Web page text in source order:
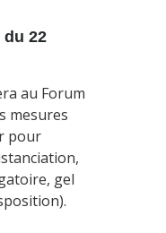
22
au Forum
mesures
pour
gel